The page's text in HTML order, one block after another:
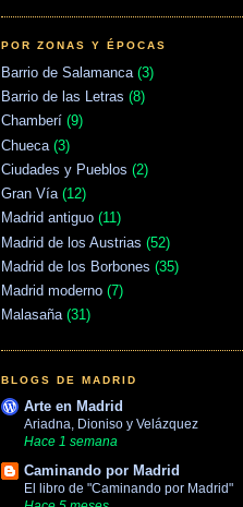
POR ZONAS Y ÉPOCAS
Barrio de Salamanca (3)
Barrio de las Letras (8)
Chamberí (9)
Chueca (3)
Ciudades y Pueblos (2)
Gran Vía (12)
Madrid antiguo (11)
Madrid de los Austrias (52)
Madrid de los Borbones (35)
Madrid moderno (7)
Malasaña (31)
BLOGS DE MADRID
Arte en Madrid
Ariadna, Dioniso y Velázquez
Hace 1 semana
Caminando por Madrid
El libro de "Caminando por Madrid"